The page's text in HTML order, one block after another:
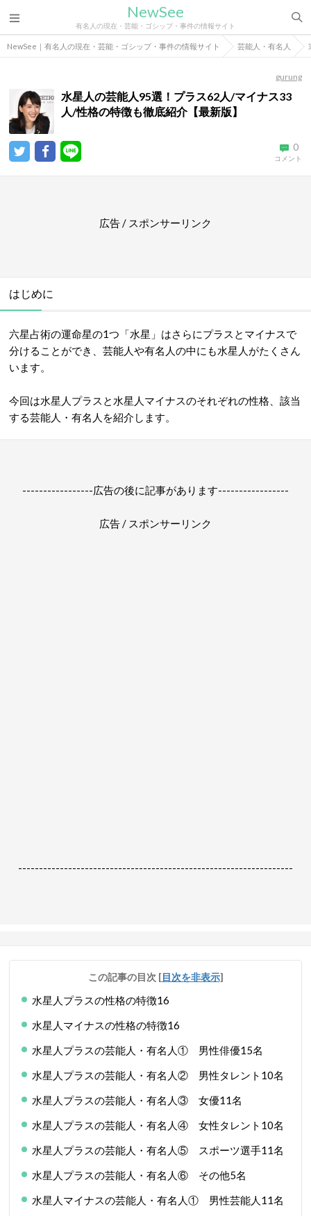
NewSee
有名人の現在・芸能・ゴシップ・事件の情報サイト
NewSee｜有名人の現在・芸能・ゴシップ・事件の情報サイト 芸能人・有名人
gurung
水星人の芸能人95選！プラス62人/マイナス33
人/性格の特徴も徹底紹介【最新版】
0
コメント
広告 / スポンサーリンク
はじめに
六星占術の運命星の1つ「水星」はさらにプラスとマイナスで
分けることができ、芸能人や有名人の中にも水星人がたくさん
います。
今回は水星人プラスと水星人マイナスのそれぞれの性格、該当
する芸能人・有名人を紹介します。
-----------------広告の後に記事があります-----------------
広告 / スポンサーリンク
------------------------------------------------------------------
この記事の目次 [目次を非表示]
水星人プラスの性格の特徴16
水星人マイナスの性格の特徴16
水星人プラスの芸能人・有名人① 男性俳優15名
水星人プラスの芸能人・有名人② 男性タレント10名
水星人プラスの芸能人・有名人③ 女優11名
水星人プラスの芸能人・有名人④ 女性タレント10名
水星人プラスの芸能人・有名人⑤ スポーツ選手11名
水星人プラスの芸能人・有名人⑥ その他5名
水星人マイナスの芸能人・有名人① 男性芸能人11名